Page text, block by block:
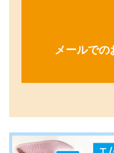
メールでの